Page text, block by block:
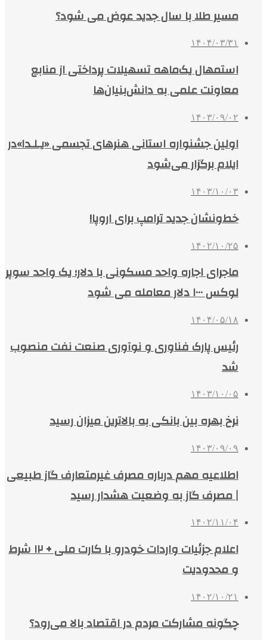
مسیر طلا با سال جدید عوض می شود؟
۱۴۰۴/۰۳/۳۱
استمهال یک‌ماهه تسهیلات پرداختی از منابع
معاونت علمی به دانش‌بنیان‌ها
۱۴۰۳/۰۹/۰۲
اولین جشنواره استانی هنرهای تجسمی «یـلـدا»در
ایلام برگزار می‌شود
۱۴۰۳/۱۰/۰۳
خط‌ونشان جدید ترامپ برای اروپا!
۱۴۰۲/۱۰/۲۵
ماجرای اجاره واحد مسکونی با دلار؛ یک واحد سوپر
لوکس ۱۰۰۰ دلار معامله‌ می شود
۱۴۰۴/۰۵/۱۸
رئیس پارک فناوری و نوآوری صنعت نفت منصوب
شد
۱۴۰۳/۱۰/۰۵
نرخ بهره بین بانکی به بالاترین میزان رسید
۱۴۰۳/۰۹/۰۹
اطلاعیه‌ مهم درباره مصرف غیرمتعارف گاز طبیعی
| مصرف گاز به وضعیت هشدار رسید
۱۴۰۲/۱۱/۰۴
اعلام جزئیات واردات خودرو با کارت ملی + ۱۲ شرط
و محدودیت
۱۴۰۲/۱۰/۲۱
چگونه مشارکت مردم در اقتصاد بالا می‌رود؟